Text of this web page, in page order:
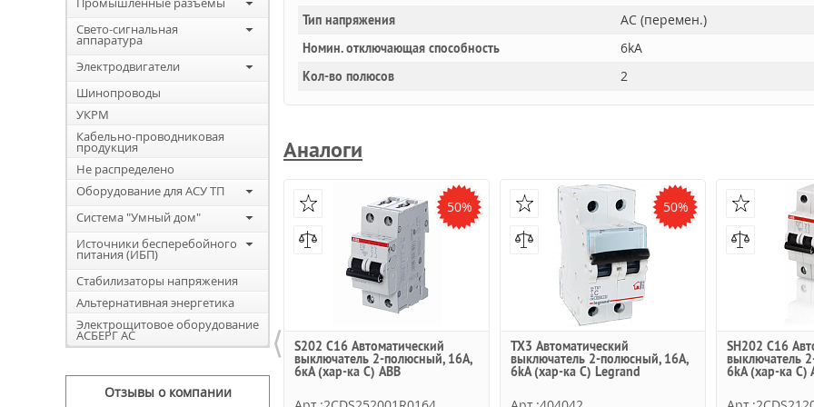
Свето-сигнальная
аппаратура
Электродвигатели
Шинопроводы
УКРМ
Кабельно-проводниковая
продукция
Не распределено
Оборудование для АСУ ТП
Система "Умный дом"
Источники бесперебойного
питания (ИБП)
Стабилизаторы напряжения
Альтернативная энергетика
Электрощитовое оборудование
АСБЕРГ АС
Отзывы о компании
Тип напряжения AC (перемен.)
Номин. отключающая способность 6kA
Кол-во полюсов 2
Аналоги
50%
S202 C16 Автоматический
выключатель 2-полюсный, 16А,
6кА (хар-ка C) ABB
50%
TX3 Автоматический
выключатель 2-полюсный, 16А,
6kА (хар-ка C) Legrand
SH202 C16
выключатель
6kA (хар-ка C)
⟨